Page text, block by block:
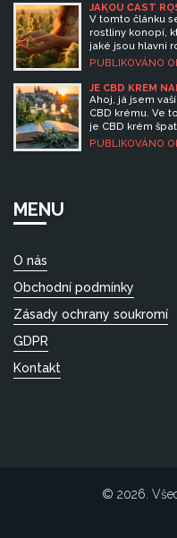
JAKOU ČÁST
PRŮVODCE PO
V tomto článku
rostliny konopí,
jaké jsou hlavní
preferovat určité
THC, abychom
konopný zážitek.
PUBLIKOVÁNO
JE CBD KRÉM
Ahoj, já jsem
CBD krému. Ve
je CBD krém
studie a důkazy,
PUBLIKOVÁNO
MENU
O nás
Obchodní podmínky
Zásady ochrany soukromí
GDPR
Kontakt
© 2026.